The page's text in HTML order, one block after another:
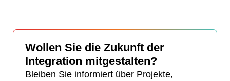
Wollen Sie die Zukunft der
Integration mitgestalten?
Bleiben Sie informiert über Projekte,